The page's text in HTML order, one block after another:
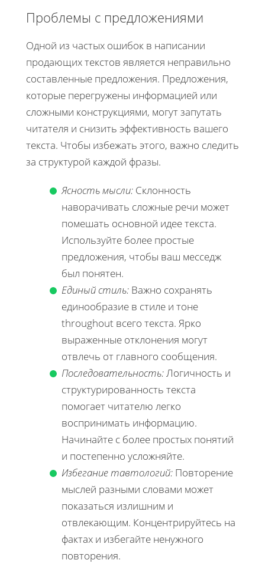
Проблемы с предложениями
Одной из частых ошибок в написании
продающих текстов является неправильно
составленные предложения. Предложения,
которые перегружены информацией или
сложными конструкциями, могут запутать
читателя и снизить эффективность вашего
текста. Чтобы избежать этого, важно следить
за структурой каждой фразы.
Ясность мысли: Склонность
наворачивать сложные речи может
помешать основной идее текста.
Используйте более простые
предложения, чтобы ваш месседж
был понятен.
Единый стиль: Важно сохранять
единообразие в стиле и тоне
throughout всего текста. Ярко
выраженные отклонения могут
отвлечь от главного сообщения.
Последовательность:Логичность и
структурированность текста
помогает читателю легко
воспринимать информацию.
Начинайте с более простых понятий
и постепенно усложняйте.
Избегание тавтологий: Повторение
мыслей разными словами может
показаться излишним и
отвлекающим. Концентрируйтесь на
фактах и избегайте ненужного
повторения.